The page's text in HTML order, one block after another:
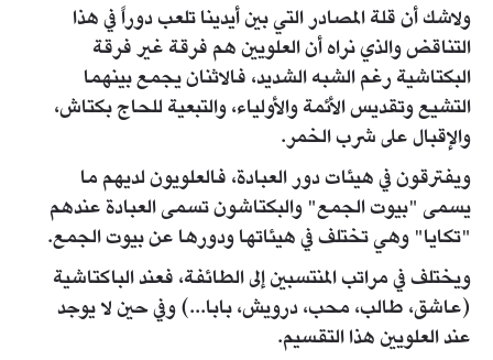
ولاشك أن قلة المصادر التي بين أيدينا تلعب دوراً في هذا
التناقض والذي نراه أن العلويين هم فرقة غير فرقة
البكتاشية رغم الشبه الشديد، فالاثنان يجمع بينهما
التشيع وتقديس الأئمة والأولياء، والتبعية للحاج بكتاش،
والإقبال على شرب الخمر.
ويفترقون في هيئات دور العبادة، فالعلويون لديهم ما
يسمى "بيوت الجمع" والبكتاشون تسمى العبادة عندهم
"تكايا" وهي تختلف في هيئاتها ودورها عن بيوت الجمع.
ويختلف في مراتب المنتسبين إلى الطائفة، فعند الباكتاشية
(عاشق، طالب، محب، درويش، بابا...) وفي حين لا يوجد
عند العلويين هذا التقسيم.